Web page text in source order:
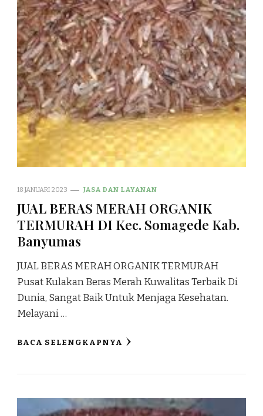
18 JANUARI 2023 JASA DAN LAYANAN
JUAL BERAS MERAH ORGANIK
TERMURAH DI Kec. Somagede Kab.
Banyumas
JUAL BERAS MERAH ORGANIK TERMURAH
Pusat Kulakan Beras Merah Kuwalitas Terbaik Di
Dunia, Sangat Baik Untuk Menjaga Kesehatan.
Melayani …
BACA SELENGKAPNYA